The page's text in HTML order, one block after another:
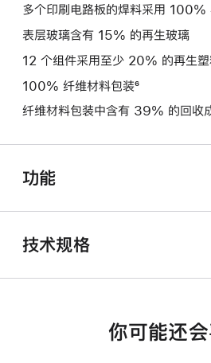
多个印刷电路板的焊料采用 100%
表层玻璃含有 15% 的再生玻璃
12 个组件采用至少 20% 的再生
100% 纤维材料包装⁶
纤维材料包装中含有 39% 的回收
功能
技术规格
你可能还